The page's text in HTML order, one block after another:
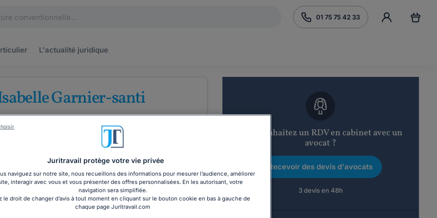
01 75 75 42 33
L'actualité juridique
Garnier-santi
d'Aix-en-Provence
Droit du travail
COORDONNÉES
Vous souhaitez un RDV en cabinet avec un
avocat ?
Recevoir des devis d'avocats
3 devis en 48h
Juritravail protège votre vie privée
naviguez sur notre site, nous recueillons des informations pour mesurer l’audience, améliorer
interagir avec vous et vous présenter des offres personnalisées. En les autorisant, votre
navigation sera simplifiée.
le droit de changer d’avis à tout moment en cliquant sur le bouton cookie en bas à gauche de
chaque page Juritravail.com